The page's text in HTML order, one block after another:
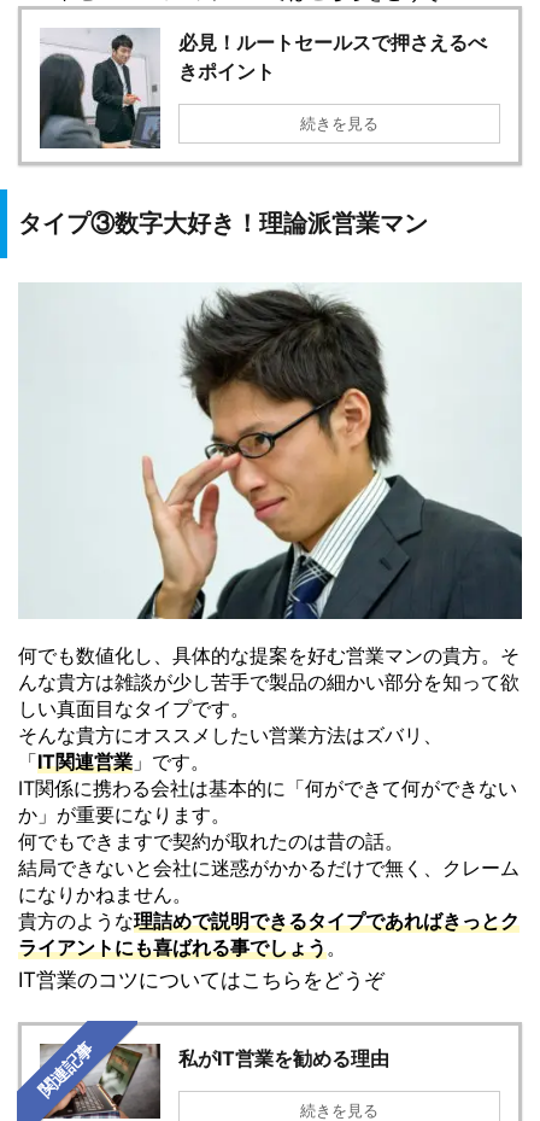
必見！ルートセールスで押さえるべ
きポイント
続きを見る
タイプ③数字大好き！理論派営業マン
何でも数値化し、具体的な提案を好む営業マンの貴方。 そ
んな貴方は雑談が少し苦手で製品の細かい部分を知って欲
しい真面目なタイプです。
そんな貴方にオススメしたい営業方法はズバリ、
「IT関連営業 」です。
IT関係に携わる会社は基本的に「何ができて何ができない
か」 が重要になります。
何でもできますで契約が取れたのは昔の話。
結局できないと会社に迷惑がかかるだけで無く、 クレーム
になりかねません。
貴方のような理詰めで説明できるタイプであればきっとク
ライアントにも喜ばれる事でしょう。
IT営業のコツについてはこちらをどうぞ
関連記事 私がIT営業を勧める理由
続きを見る